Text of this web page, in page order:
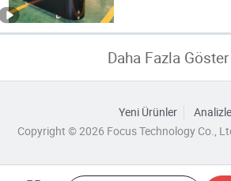
Daha Fazla Göster
Yeni Ürünler
Copyright © 2026 Focus Technology Co.,